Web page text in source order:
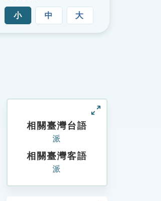
小 中 大
相關臺灣台語
派
相關臺灣客語
派